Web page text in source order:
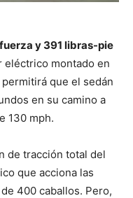
y 391 libras-pie
eléctrico montado en
que el sedán
en su camino a
130 mph.
de tracción total del
que acciona las
400 caballos. Pero,